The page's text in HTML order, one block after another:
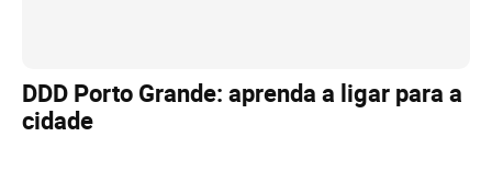
DDD Porto Grande: aprenda a ligar para a
cidade